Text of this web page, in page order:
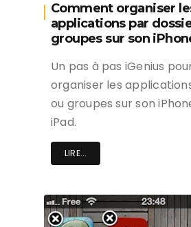
Comment organiser
applications par
groupes sur son
Un pas à pas iGenius
organiser les
ou groupes sur son
iPad.
LIRE...